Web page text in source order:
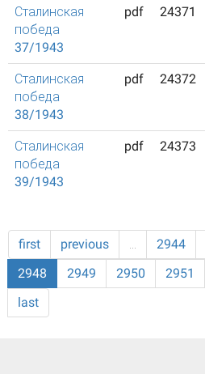
Сталинская
победа
37/1943
pdf 24371
Сталинская
победа
38/1943
pdf 24372
Сталинская
победа
39/1943
pdf 24373
first previous … 2944
2948
2949 2950 2951
last